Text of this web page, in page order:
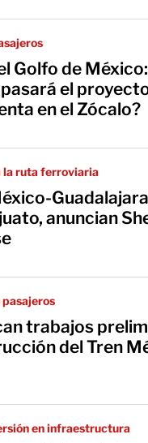
Golfo de
el
en el Zócalo?
la ruta ferroviaria
anuncian
pasajeros
trabajos
del Tren
en infraestructura